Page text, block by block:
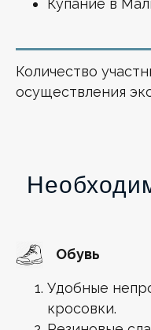
Купание в
Количество
осуществления
Обувь
Удобные
кросовки.